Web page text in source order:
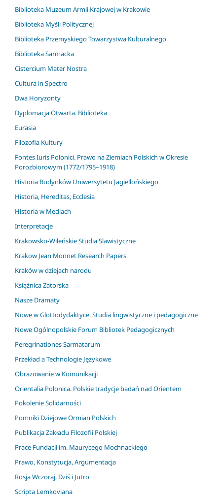
Biblioteka Muzeum Armii Krajowej w Krakowie
Biblioteka Myśli Politycznej
Biblioteka Przemyskiego Towarzystwa Kulturalnego
Biblioteka Sarmacka
Cistercium Mater Nostra
Cultura in Spectro
Dwa Horyzonty
Dyplomacja Otwarta. Biblioteka
Eurasia
Filozofia Kultury
Fontes Iuris Polonici. Prawo na Ziemiach Polskich w Okresie
Porozbiorowym (1772/1795–1918)
Historia Budynków Uniwersytetu Jagiellońskiego
Historia, Hereditas, Ecclesia
Historia w Mediach
Interpretacje
Krakowsko-Wileńskie Studia Slawistyczne
Krakow Jean Monnet Research Papers
Kraków w dziejach narodu
Książnica Zatorska
Nasze Dramaty
Nowe w Glottodydaktyce. Studia lingwistyczne i pedagogiczne
Nowe Ogólnopolskie Forum Bibliotek Pedagogicznych
Peregrinationes Sarmatarum
Przekład a Technologie Językowe
Obrazowanie w Komunikacji
Orientalia Polonica. Polskie tradycje badań nad Orientem
Pokolenie Solidarności
Pomniki Dziejowe Ormian Polskich
Publikacja Zakładu Filozofii Polskiej
Prace Fundacji im. Maurycego Mochnackiego
Prawo, Konstytucja, Argumentacja
Rosja Wczoraj, Dziś i Jutro
Scripta Lemkoviana